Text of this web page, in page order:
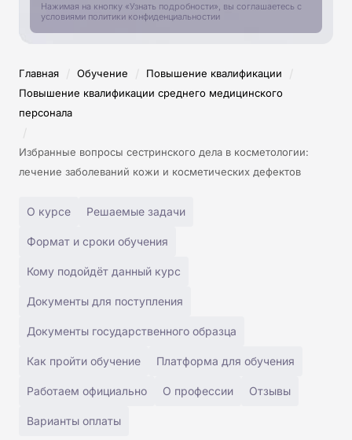
Нажимая на кнопку «Узнать подробности», вы соглашаетесь с
условиями политики конфиденциальностии
Главная / Обучение / Повышение квалификации /
Повышение квалификации среднего медицинского
персонала
/
Избранные вопросы сестринского дела в косметологии:
лечение заболеваний кожи и косметических дефектов
О курсе Решаемые задачи
Формат и сроки обучения
Кому подойдёт данный курс
Документы для поступления
Документы государственного образца
Как пройти обучение Платформа для обучения
Работаем официально О профессии Отзывы
Варианты оплаты